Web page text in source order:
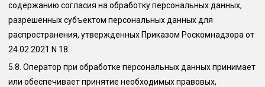
содержанию согласия на обработку персональных данных,
разрешенных субъектом персональных данных для
распространения, утвержденных Приказом Роскомнадзора от
24.02.2021 N 18.
5.8. Оператор при обработке персональных данных принимает
или обеспечивает принятие необходимых правовых,